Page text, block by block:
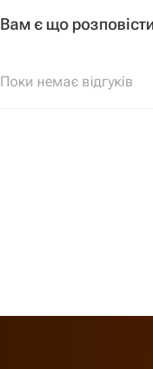
Вам є що
Поки немає відгуків